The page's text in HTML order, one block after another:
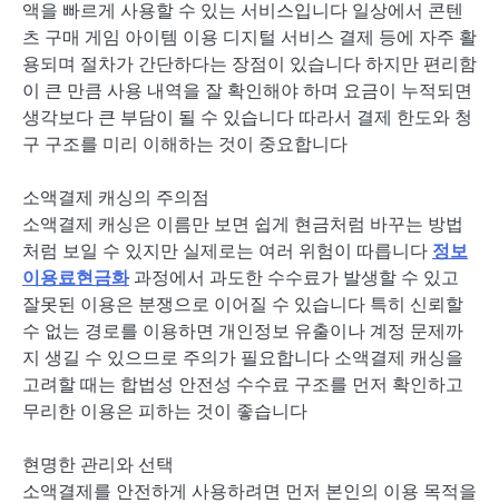
액을 빠르게 사용할 수 있는 서비스입니다 일상에서 콘텐
츠 구매 게임 아이템 이용 디지털 서비스 결제 등에 자주 활
용되며 절차가 간단하다는 장점이 있습니다 하지만 편리함
이 큰 만큼 사용 내역을 잘 확인해야 하며 요금이 누적되면
생각보다 큰 부담이 될 수 있습니다 따라서 결제 한도와 청
구 구조를 미리 이해하는 것이 중요합니다
소액결제 캐싱의 주의점
소액결제 캐싱은 이름만 보면 쉽게 현금처럼 바꾸는 방법
처럼 보일 수 있지만 실제로는 여러 위험이 따릅니다 정보
이용료현금화과정에서 과도한 수수료가 발생할 수 있고
잘못된 이용은 분쟁으로 이어질 수 있습니다 특히 신뢰할
수 없는 경로를 이용하면 개인정보 유출이나 계정 문제까
지 생길 수 있으므로 주의가 필요합니다 소액결제 캐싱을
고려할 때는 합법성 안전성 수수료 구조를 먼저 확인하고
무리한 이용은 피하는 것이 좋습니다
현명한 관리와 선택
소액결제를 안전하게 사용하려면 먼저 본인의 이용 목적을